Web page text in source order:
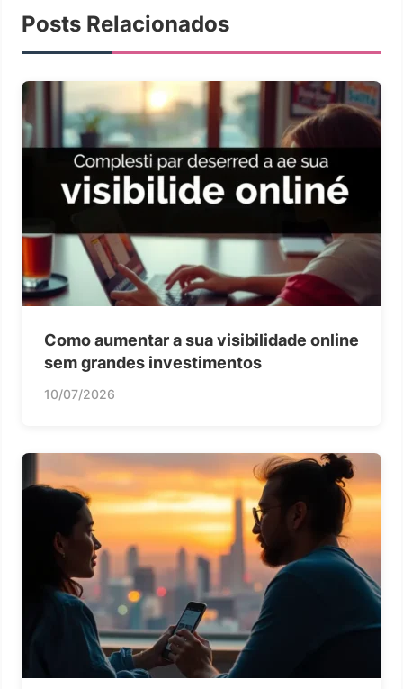
Posts Relacionados
Como aumentar a sua visibilidade online
sem grandes investimentos
10/07/2026